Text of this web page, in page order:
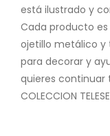
está ilustrado y
Cada producto
ojetillo metálico y
para decorar y
quieres continuar
COLECCION